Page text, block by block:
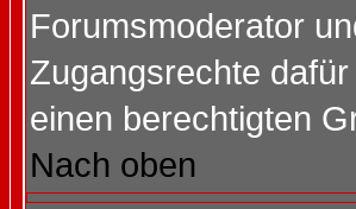
Forumsmoderator
Zugangsrechte
einen berechtigten
Nach oben